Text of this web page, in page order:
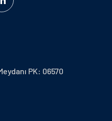
PK: 06570